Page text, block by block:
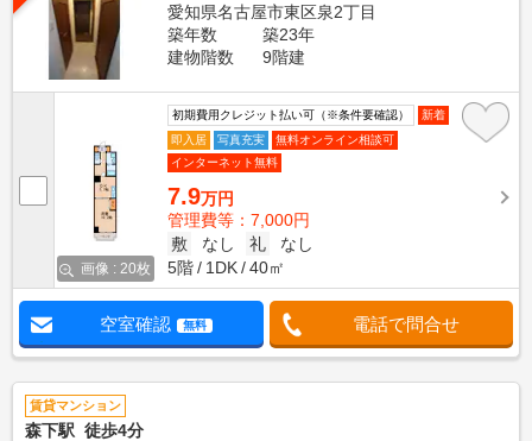
愛知県名古屋市東区泉2丁目
築年数
築23年
建物階数
9階建
画像 : 20枚
初期費用クレジット払い可（※条件要確認）
新着
即入居
写真充実
無料オンライン相談可
インターネット無料
7.9万円
管理費等：7,000円
敷
なし 礼
なし
5階
1DK 40㎡
空室確認 無料 電話で問合せ
賃貸マンション
森下駅 徒歩4分